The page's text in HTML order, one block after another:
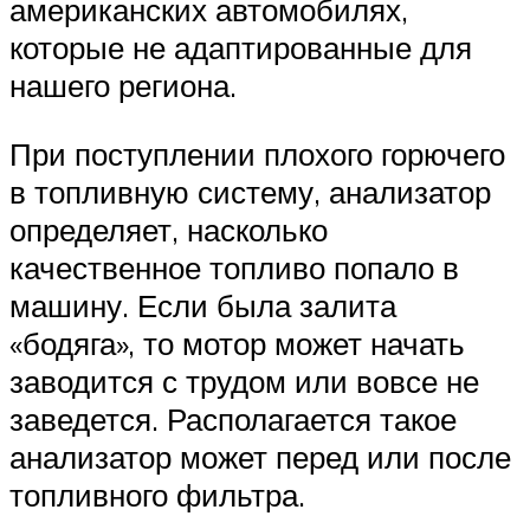
американских автомобилях,
которые не адаптированные для
нашего региона.
При поступлении плохого горючего
в топливную систему, анализатор
определяет, насколько
качественное топливо попало в
машину. Если была залита
«бодяга», то мотор может начать
заводится с трудом или вовсе не
заведется. Располагается такое
анализатор может перед или после
топливного фильтра.